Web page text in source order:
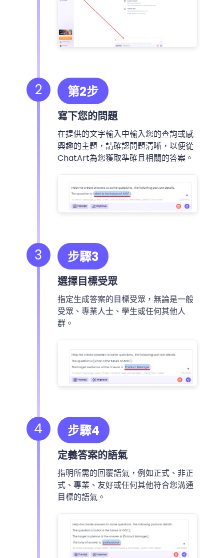
第2步
寫下您的問題
在提供的文字輸入中輸入您的查詢或感
興趣的主題，請確認問題清晰，以便從
ChatArt為您獲取準確且相關的答案。
2
3 步驟3
選擇目標受眾
指定生成答案的目標受眾，無論是一般
受眾、專業人士、學生或任何其他人
群。
步驟4
定義答案的語氣
指明所需的回覆語氣，例如正式、非正
式、專業、友好或任何其他符合您溝通
目標的語氣。
4